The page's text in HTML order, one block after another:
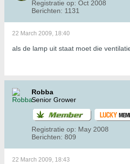
Registratie op: Oct 2008
Berichten: 1131
22 March 2009, 18:40
als de lamp uit staat moet die
Robba
Senior Grower
Registratie op: May 2008
Berichten: 809
22 March 2009, 18:43